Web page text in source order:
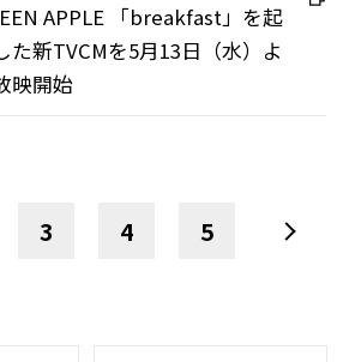
APPLE 「breakfast」を起
た新TVCMを5月13日（水）よ
映開始
3 4 5